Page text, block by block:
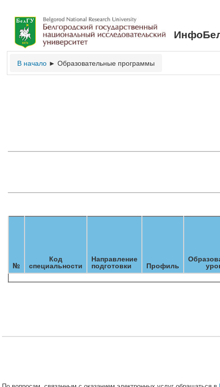
В начало ► Образовательные программы
№
Код
специальности
Направление
подготовки Профиль